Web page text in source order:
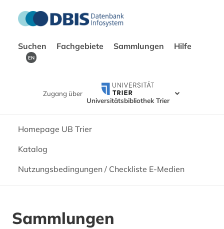
Suchen Fachgebiete Sammlungen Hilfe
EN
Zugang über
Universitätsbibliothek Trier
Homepage UB Trier
Katalog
Nutzungsbedingungen / Checkliste E-Medien
Sammlungen